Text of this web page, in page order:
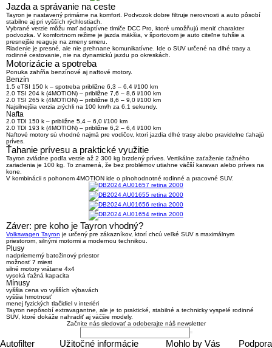
Jazda a správanie na ceste
Tayron je nastavený primárne na komfort. Podvozok dobre filtruje nerovnosti a auto pôsobí
stabilne aj pri vyšších rýchlostiach.
Vybrané verzie môžu mať adaptívne tlmiče DCC Pro , ktoré umožňujú meniť charakter
podvozka. V komfortnom režime je jazda mäkšia, v športovom je auto citeľne tuhšie a
presnejšie reaguje na zmeny smeru.
Riadenie je presné, ale nie prehnane komunikatívne. Ide o SUV určené na dlhé trasy a
rodinné cestovanie, nie na dynamickú jazdu po okreskách.
Motorizácie a spotreba
Ponuka zahŕňa benzínové aj naftové motory.
Benzín
1.5 eTSI 150 k – spotreba približne 6,3 – 6,4 l/100 km
2.0 TSI 204 k (4MOTION) – približne 7,6 – 8,6 l/100 km
2.0 TSI 265 k (4MOTION) – približne 8,6 – 9,0 l/100 km
Najsilnejšia verzia zrýchli na 100 km/h za 6,1 sekundy.
Nafta
2.0 TDI 150 k – približne 5,4 – 6,0 l/100 km
2.0 TDI 193 k (4MOTION) – približne 6,2 – 6,4 l/100 km
Naftové motory sú vhodné najmä pre vodičov, ktorí jazdia dlhé trasy alebo pravidelne ťahajú
príves.
Ťahanie prívesu a praktické využitie
Tayron zvládne podľa verzie až 2 300 kg brzdený príves . Vertikálne zaťaženie ťažného
zariadenia je 100 kg. To znamená, že bez problémov utiahne väčší karavan alebo príves na
kone.
V kombinácii s pohonom 4MOTION ide o plnohodnotné rodinné a pracovné SUV.
Záver: pre koho je Tayron vhodný?
Volkswagen Tayron je určený pre zákazníkov, ktorí chcú veľké SUV s maximálnym
priestorom, silnými motormi a modernou technikou
Plusy
nadpriemerný batožinový priestor
možnosť 7 miest
silné motory vrátane 4x4
vysoká ťažná kapacita
Mínusy
vyššia cena vo vyšších výbavách
vyššia hmotnosť
menej fyzických tlačidiel v interiéri
Tayron nepôsobí extravagantne, ale je to praktické, stabilné a technicky vyspelé rodinné
SUV, ktoré dokáže nahradiť aj väčšie modely.
Začnite nás sledovať a odoberajte náš newsletter
Autofilter Užitočné informácie Mohlo by Vás Podpora